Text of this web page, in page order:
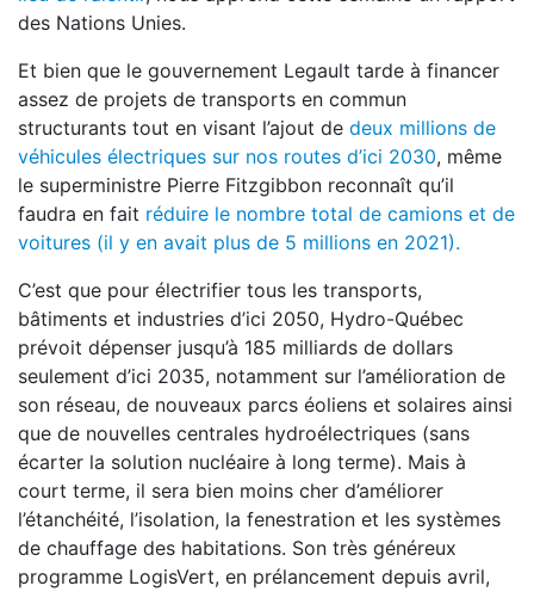
des Nations Unies.
Et bien que le gouvernement Legault tarde à financer
assez de projets de transports en commun
structurants tout en visant l’ajout de deux millions de
véhicules électriques sur nos routes d’ici 2030, même
le superministre Pierre Fitzgibbon reconnaît qu’il
faudra en fait réduire le nombre total de camions et de
voitures (il y en avait plus de 5 millions en 2021).
C’est que pour électrifier tous les transports,
bâtiments et industries d’ici 2050, Hydro-Québec
prévoit dépenser jusqu’à 185 milliards de dollars
seulement d’ici 2035, notamment sur l’amélioration de
son réseau, de nouveaux parcs éoliens et solaires ainsi
que de nouvelles centrales hydroélectriques (sans
écarter la solution nucléaire à long terme). Mais à
court terme, il sera bien moins cher d’améliorer
l’étanchéité, l’isolation, la fenestration et les systèmes
de chauffage des habitations. Son très généreux
programme LogisVert, en prélancement depuis avril,